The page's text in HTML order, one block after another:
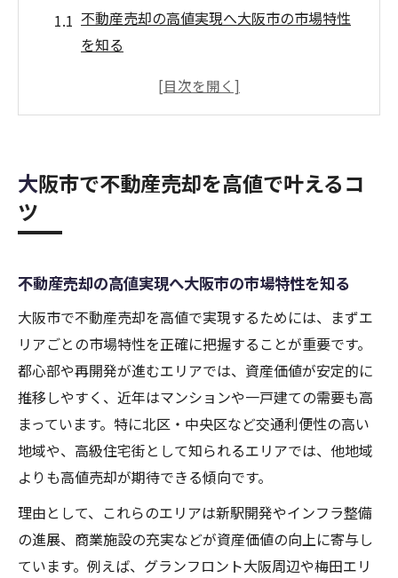
不動産売却の高値実現へ大阪市の市場特性
を知る
大阪市で不動産売却を有利に進める事前準
関西圏で不動産売却を成功させる秘訣を解
理由
不動産売却時に重視すべき大阪市のエリア
大阪市の不動産売却で査定額を上げるコツ
とは
不動産売却で高値を狙うなら複数業者比較
が重要
大阪市不動産買取業者ランキングの活用法
悪質な不動産買取業者を見極めるチェック
ポイント
大阪市で不動産売却を高値で叶えるコ
ツ
不動産売却の高値実現へ大阪市の市場特性を知る
大阪市で不動産売却を高値で実現するためには、まずエ
リアごとの市場特性を正確に把握することが重要です。
都心部や再開発が進むエリアでは、資産価値が安定的に
推移しやすく、近年はマンションや一戸建ての需要も高
まっています。特に北区・中央区など交通利便性の高い
地域や、高級住宅街として知られるエリアでは、他地域
よりも高値売却が期待できる傾向です。
理由として、これらのエリアは新駅開発やインフラ整備
の進展、商業施設の充実などが資産価値の向上に寄与し
ています。例えば、グランフロント大阪周辺や梅田エリ